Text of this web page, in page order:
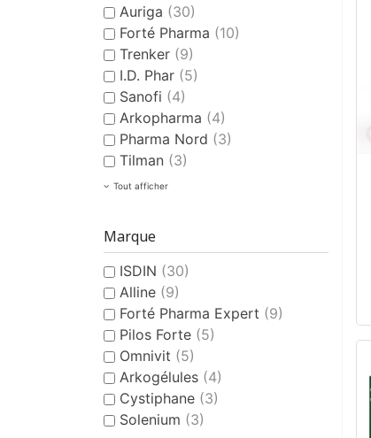
Auriga (30)
Forté Pharma (10)
Trenker (9)
I.D. Phar (5)
Sanofi (4)
Arkopharma (4)
Pharma Nord (3)
Tilman (3)
Tout afficher
Marque
ISDIN (30)
Alline (9)
Forté Pharma Expert (9)
Pilos Forte (5)
Omnivit (5)
Arkogélules (4)
Cystiphane (3)
Solenium (3)